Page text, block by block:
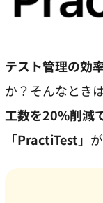
テスト管理の効
か？そんなとき
工数を20%削減
「PractiTest 」